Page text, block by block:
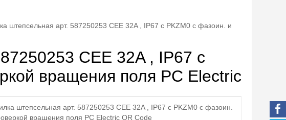
штепсельная арт. 587250253 CEE 32A , IP67 с PKZM0 с фазоин. и
CEE 32A , IP67 с
вращения поля PC Electric